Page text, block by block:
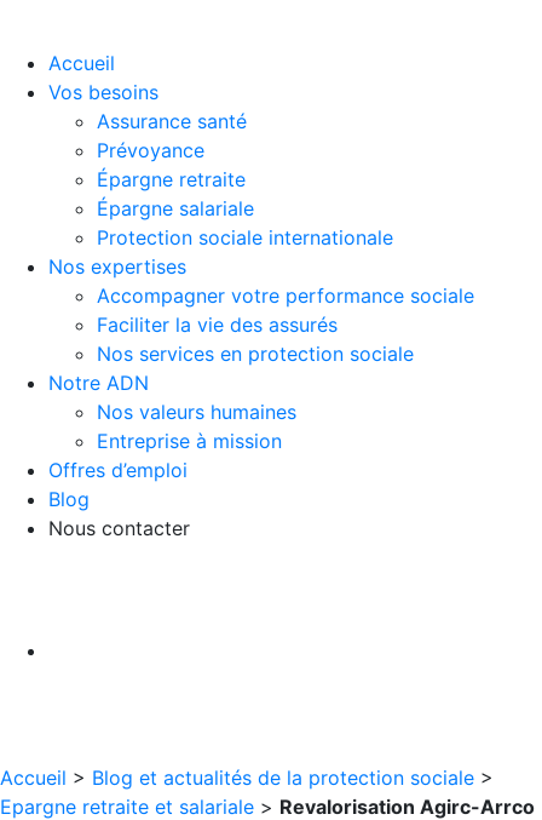
Accueil
Vos besoins
Assurance santé
Prévoyance
Épargne retraite
Épargne salariale
Protection sociale internationale
Nos expertises
Accompagner votre performance sociale
Faciliter la vie des assurés
Nos services en protection sociale
Notre ADN
Nos valeurs humaines
Entreprise à mission
Offres d’emploi
Blog
Nous contacter
Accueil > Blog et actualités de la protection sociale >
Epargne retraite et salariale > Revalorisation Agirc-Arrco